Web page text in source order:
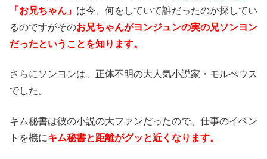
「お兄ちゃん」 は今、何をしていて誰だったのか探してい
るのですがそのお兄ちゃんがヨンジュンの実の兄ソンヨン
だったということを知ります。
さらにソンヨンは、正体不明の大人気小説家・モルぺウス
でした。
キム秘書は彼の小説の大ファンだったので、仕事のイベン
トを機にキム秘書と距離がグッと近くなります。